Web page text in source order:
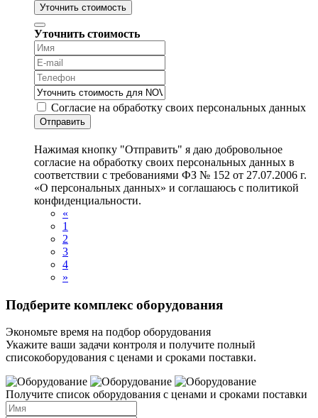
Уточнить стоимость
Уточнить стоимость
Согласие на обработку своих персональных данных
Отправить
Нажимая кнопку "Отправить" я даю добровольное
согласие на обработку своих персональных данных в
соответствии с требованиями ФЗ № 152 от 27.07.2006 г.
«О персональных данных» и соглашаюсь с политикой
конфиденциальности.
«
1
2
3
4
»
Подберите комплекс оборудования
Экономьте время на подбор оборудования
Укажите ваши задачи контроля и получите полный
списокоборудования с ценами и сроками поставки.
Получите список оборудования с ценами и сроками поставки